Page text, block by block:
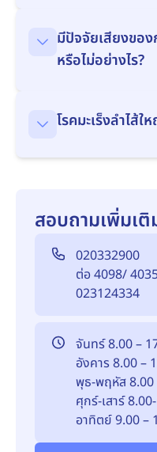
มีปัจจัยเสียงของ
หรือไม่อย่างไร?
โรคมะเร็งลำไส้
สอบถามเพิ่มเติ
020332900
ต่อ 4098/
023124334
จันทร์ 8.00 –
อังคาร 8.00 –
พุธ-พฤหัส 8.00
ศุกร์-เสาร์
อาทิตย์ 9.00 –